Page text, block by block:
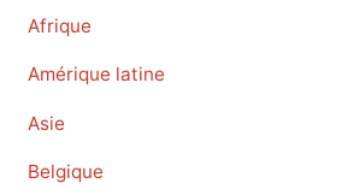
Afrique
Amérique latine
Asie
Belgique